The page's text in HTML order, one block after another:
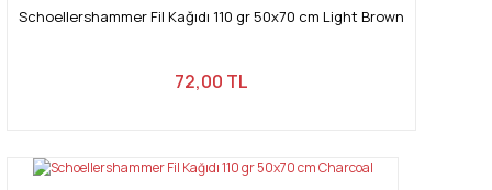
Schoellershammer Fil Kağıdı 110 gr 50x70 cm Light Brown
72,00 TL